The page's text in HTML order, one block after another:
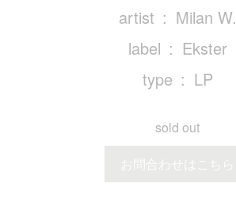
artist
Milan W.
label
Ekster
type
LP
sold out
お問合わせはこちら